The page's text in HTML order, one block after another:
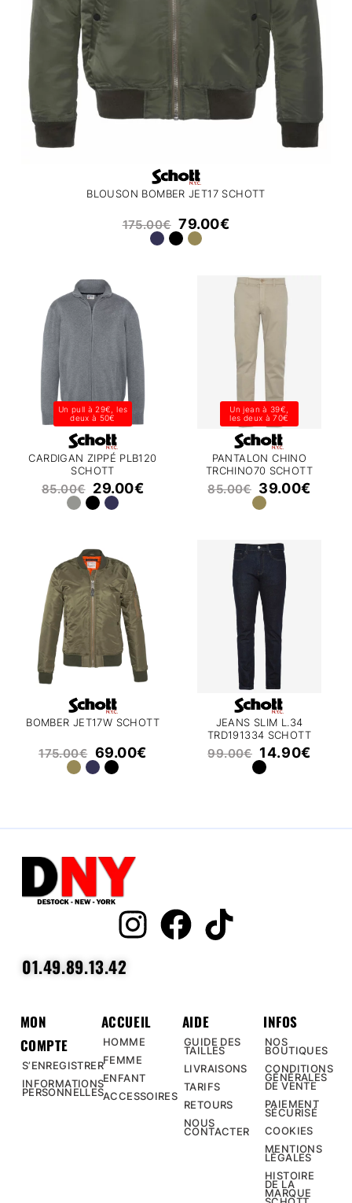
BLOUSON BOMBER JET17 SCHOTT
175.00€ 79.00€
Un pull à 29€, les
deux à 50€
CARDIGAN ZIPPÉ PLB120
SCHOTT
85.00€ 29.00€
Un jean à 39€,
les deux à 70€
PANTALON CHINO
TRCHINO70 SCHOTT
85.00€ 39.00€
BOMBER JET17W SCHOTT
175.00€ 69.00€
JEANS SLIM L.34
TRD191334 SCHOTT
99.00€ 14.90€
01.49.89.13.42
MON
COMPTE
S’ENREGISTRER
INFORMATIONS
PERSONNELLES
ACCUEIL
HOMME
FEMME
ENFANT
ACCESSOIRES
AIDE
GUIDE DES
TAILLES
LIVRAISONS
TARIFS
RETOURS
NOUS
CONTACTER
INFOS
NOS
BOUTIQUES
CONDITIONS
GÉNÉRALES
DE VENTE
PAIEMENT
SÉCURISÉ
COOKIES
MENTIONS
LÉGALES
HISTOIRE
DE LA
MARQUE